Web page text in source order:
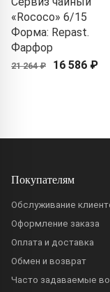
«Rococo» 6/15
Форма: Repast.
Фарфор
21 264 ₽ 16 586 ₽
Покупателям
Обслуживание
Оформление заказа
Оплата и доставка
Обмен и возврат
Часто задаваемые